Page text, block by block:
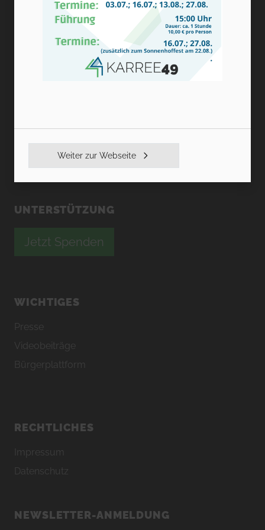
KARREE49
Peterstraße 24-28
Telefon Verwaltung: 0371-450409-10
UNTERSTÜTZUNG
Jetzt Spenden
WICHTIGES
Presse
Videobeiträge
Bürgerplattform
RECHTLICHES
Impressum
Datenschutz
NEWSLETTER-ANMELDUNG
Weiter zur Webseite